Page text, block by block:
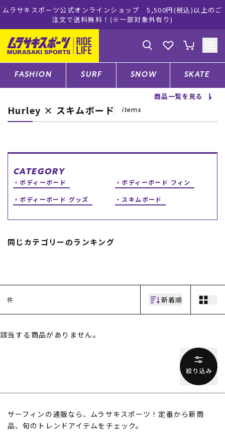
ムラサキスポーツ公式オンラインショップ 5,500円(税込)以上のご
注文で送料無料！(※一部対象外有り)
ゲスト様
ログイン 会員登録
店舗一覧
CATEGORY
ファッションTOP
スノーTOP
ブランド一覧
ー
お問い合わせ
ニュース
FASHION SURF SNOW SKATE
商品一覧を見る
Hurley × スキムボード items
CATEGORY
ボディーボード
ボディーボード フィン
ボディーボード グッズ
スキムボード
同じカテゴリーのランキング
件 新着順
該当する商品がありません。
サーフィンの通販なら、ムラサキスポーツ！定番から新商
品、旬のトレンドアイテムをチェック。